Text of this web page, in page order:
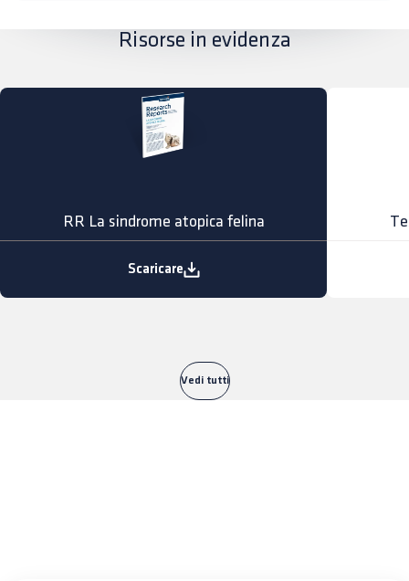
Risorse in evidenza
RR La sindrome atopica felina
Scaricare
Vedi tutti